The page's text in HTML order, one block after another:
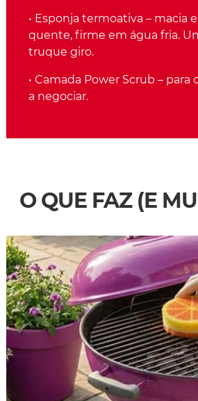
• Esponja termoativa – macia
quente, firme em água fria.
truque giro.
• Camada Power Scrub – para
a negociar.
O QUE FAZ (E